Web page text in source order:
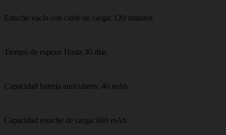
Estuche vacío con cable de carga: 120 minutos
Tiempo de espera: Hasta 30 días
Capacidad batería auriculares: 40 mAh
Capacidad estuche de carga: 600 mAh